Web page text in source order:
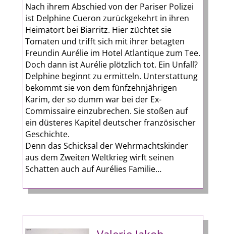
Nach ihrem Abschied von der Pariser Polizei
ist Delphine Cueron zurückgekehrt in ihren
Heimatort bei Biarritz. Hier züchtet sie
Tomaten und trifft sich mit ihrer betagten
Freundin Aurélie im Hotel Atlantique zum Tee.
Doch dann ist Aurélie plötzlich tot. Ein Unfall?
Delphine beginnt zu ermitteln. Unterstattung
bekommt sie von dem fünfzehnjährigen
Karim, der so dumm war bei der Ex-
Commissaire einzubrechen. Sie stoßen auf
ein düsteres Kapitel deutscher französischer
Geschichte.
Denn das Schicksal der Wehrmachtskinder
aus dem Zweiten Weltkrieg wirft seinen
Schatten auch auf Aurélies Familie…